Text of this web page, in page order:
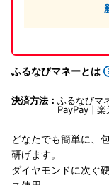
ふるなびマネーとは
決済方法： ふるなびマ
PayPay
楽
どなたでも簡単に、
研げます。
ダイヤモンドに次ぐ